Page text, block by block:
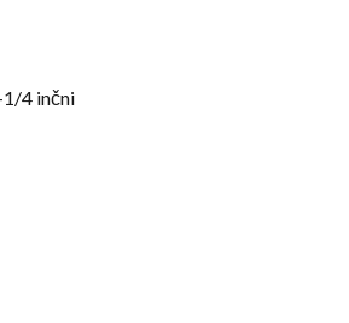
4 inčni